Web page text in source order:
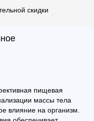
скидки
пищевая
массы тела
влияние на организм.